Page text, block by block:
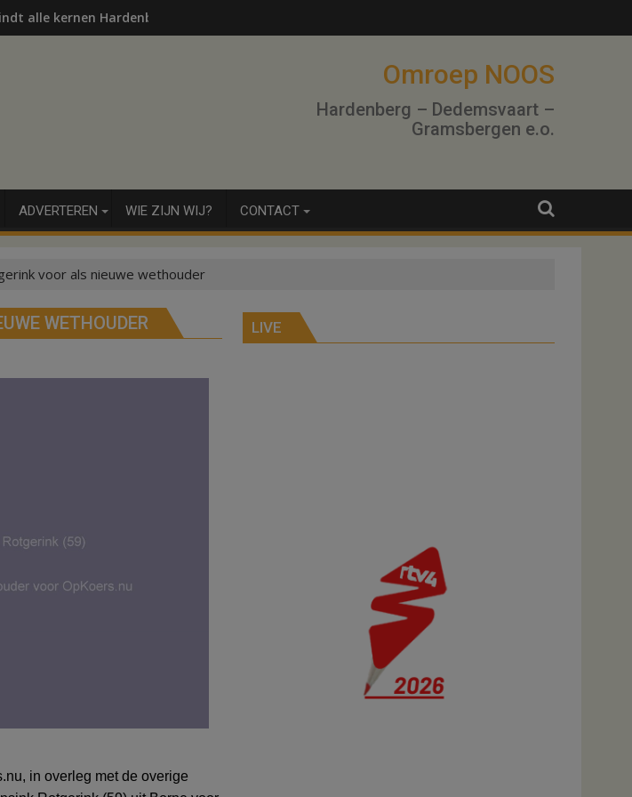
alle kernen Hardenberg
Omroep NOOS
Hardenberg – Dedemsvaart –
Gramsbergen e.o.
ADVERTEREN WIE ZIJN WIJ? CONTACT
voor als nieuwe wethouder
WETHOUDER
in overleg met de overige
LIVE